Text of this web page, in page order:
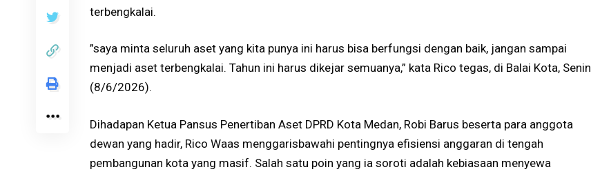
terbengkalai.
​”saya minta seluruh aset yang kita punya ini harus bisa berfungsi dengan baik, jangan sampai
menjadi aset terbengkalai. Tahun ini harus dikejar semuanya,” kata Rico tegas, di Balai Kota, Senin
(8/6/2026).
Dihadapan Ketua Pansus Penertiban Aset DPRD Kota Medan, Robi Barus beserta para anggota
dewan yang hadir, Rico Waas menggarisbawahi pentingnya efisiensi anggaran di tengah
pembangunan kota yang masif. Salah satu poin yang ia soroti adalah kebiasaan menyewa